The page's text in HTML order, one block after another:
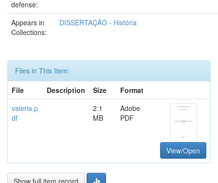
defense:
Appears in
Collections:
DISSERTAÇÃO - História
Files in This Item:
File
Description Size
Format
valeria.p
df
2.1
MB
Adobe
PDF
View/Open
Show full item record